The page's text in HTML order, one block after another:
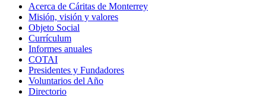
Acerca de Cáritas de Monterrey
Misión, visión y valores
Objeto Social
Currículum
Informes anuales
COTAI
Presidentes y Fundadores
Voluntarios del Año
Directorio